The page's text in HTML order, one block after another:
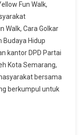
Fun Walk,
Walk, Cara Golkar
Budaya Hidup
kantor DPD Partai
Kota Semarang,
bersama
berkumpul untuk